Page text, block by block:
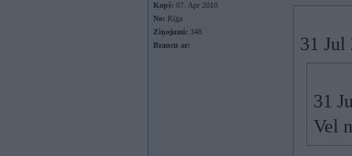
Kopš: 07. Apr 2010
No: Rīga
Ziņojumi: 348
Braucu ar:
31
31
Vel